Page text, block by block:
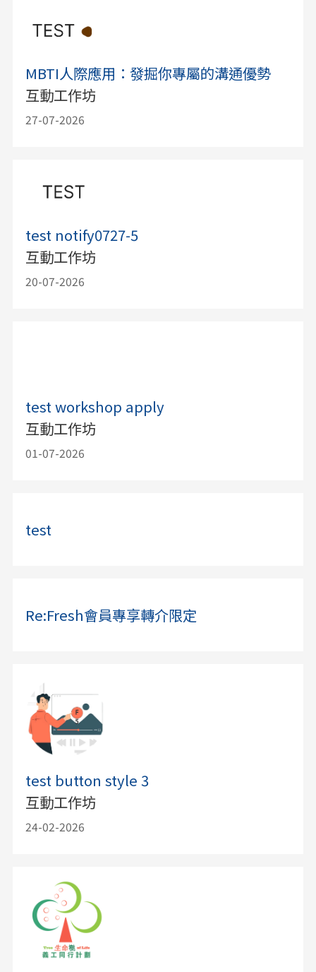
MBTI人際應用：發掘你專屬的溝通優勢
互動工作坊
27-07-2026
test notify0727-5
互動工作坊
20-07-2026
test workshop apply
互動工作坊
01-07-2026
test
Re:Fresh會員專享轉介限定
test button style 3
互動工作坊
24-02-2026